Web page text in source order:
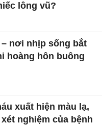
lông vũ?
– nơi nhịp sống bắt
hoàng hôn buông
xuất hiện màu lạ,
nghiệm của bệnh